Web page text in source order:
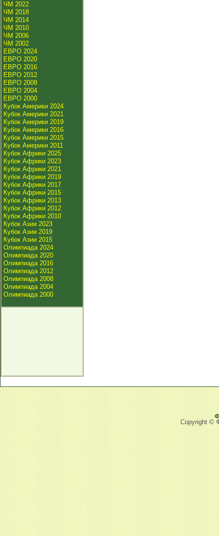
ЧМ 2022
ЧМ 2018
ЧМ 2014
ЧМ 2010
ЧМ 2006
ЧМ 2002
ЕВРО 2024
ЕВРО 2020
ЕВРО 2016
ЕВРО 2012
ЕВРО 2008
ЕВРО 2004
ЕВРО 2000
Кубок Америки 2024
Кубок Америки 2021
Кубок Америки 2019
Кубок Америки 2016
Кубок Америки 2015
Кубок Америки 2011
Кубок Африки 2025
Кубок Африки 2023
Кубок Африки 2021
Кубок Африки 2019
Кубок Африки 2017
Кубок Африки 2015
Кубок Африки 2013
Кубок Африки 2012
Кубок Африки 2010
Кубок Азии 2023
Кубок Азии 2019
Кубок Азии 2015
Олимпиада 2024
Олимпиада 2020
Олимпиада 2016
Олимпиада 2012
Олимпиада 2008
Олимпиада 2004
Олимпиада 2000
Copyright ©